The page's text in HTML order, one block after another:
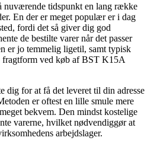
nuværende tidspunkt en lang række
En der er meget populær er i dag
fordi det så giver dig god
de bestilte varer når det passer
er jo temmelig ligetil, samt typisk
fragtform ved køb af BST K15A
dig for at få det leveret til din adresse
er oftest en lille smule mere
bekvem. Den mindst kostelige
varerne, hvilket nødvendiggør at
arbejdslager.